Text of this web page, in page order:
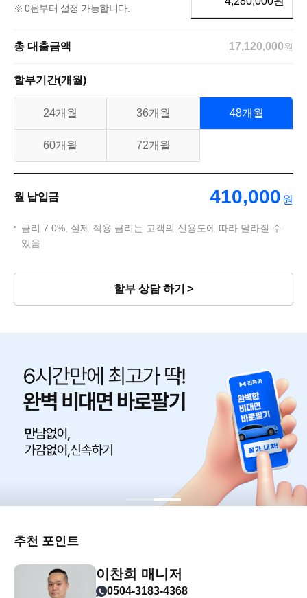
0원부터 설정 가능합니다.
총 대출금액 17,120,000원
할부기간(개월)
24개월 36개월 48개월
60개월 72개월
월 납입금 410,000 원
금리 7.0%, 실제 적용 금리는 고객의 신용도에 따라 달라질 수
있음
할부 상담 하기
추천 포인트
이찬희 매니저
0504-3183-4368